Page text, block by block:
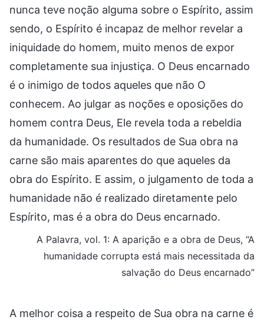
nunca teve noção alguma sobre o Espírito, assim
sendo, o Espírito é incapaz de melhor revelar a
iniquidade do homem, muito menos de expor
completamente sua injustiça. O Deus encarnado
é o inimigo de todos aqueles que não O
conhecem. Ao julgar as noções e oposições do
homem contra Deus, Ele revela toda a rebeldia
da humanidade. Os resultados de Sua obra na
carne são mais aparentes do que aqueles da
obra do Espírito. E assim, o julgamento de toda a
humanidade não é realizado diretamente pelo
Espírito, mas é a obra do Deus encarnado.
A Palavra, vol. 1: A aparição e a obra de Deus, “A
humanidade corrupta está mais necessitada da
salvação do Deus encarnado”
A melhor coisa a respeito de Sua obra na carne é